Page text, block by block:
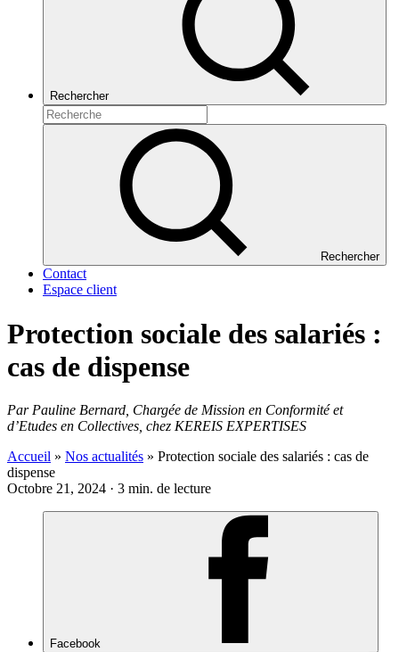
Rechercher
Rechercher
Contact
Espace client
Protection sociale des salariés :
cas de dispense
Par Pauline Bernard, Chargée de Mission en Conformité et
d’Etudes en Collectives, chez KEREIS EXPERTISES
Accueil » Nos actualités » Protection sociale des salariés : cas de
dispense
Octobre 21, 2024 · 3 min. de lecture
Facebook